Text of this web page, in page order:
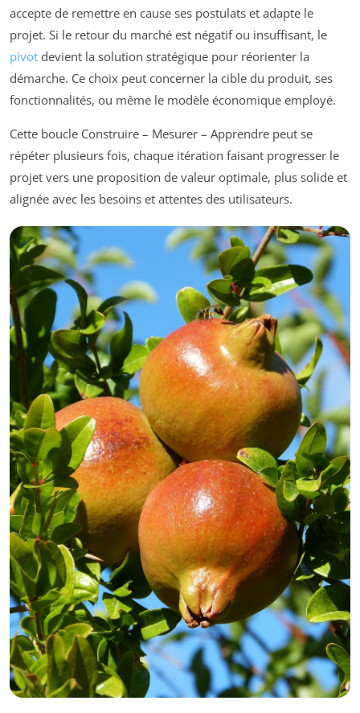
accepte de remettre en cause ses postulats et adapte le
projet. Si le retour du marché est négatif ou insuffisant, le
pivot devient la solution stratégique pour réorienter la
démarche. Ce choix peut concerner la cible du produit, ses
fonctionnalités, ou même le modèle économique employé.
Cette boucle Construire – Mesurer – Apprendre peut se
répéter plusieurs fois, chaque itération faisant progresser le
projet vers une proposition de valeur optimale, plus solide et
alignée avec les besoins et attentes des utilisateurs.